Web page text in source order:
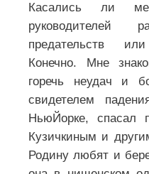
Касались ли
руководителей
предательств
Конечно. Мне
горечь неудач и
свидетелем
НьюЙорке, спасал
Кузичкиным и
Родину любят и